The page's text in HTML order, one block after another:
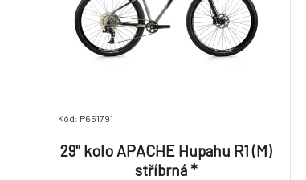
Kód: P651791
29" kolo APACHE Hupahu R1 (M)
stříbrná *